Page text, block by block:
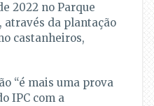
2022 no Parque
através da plantação
castanheiros,
“é mais uma prova
IPC com a